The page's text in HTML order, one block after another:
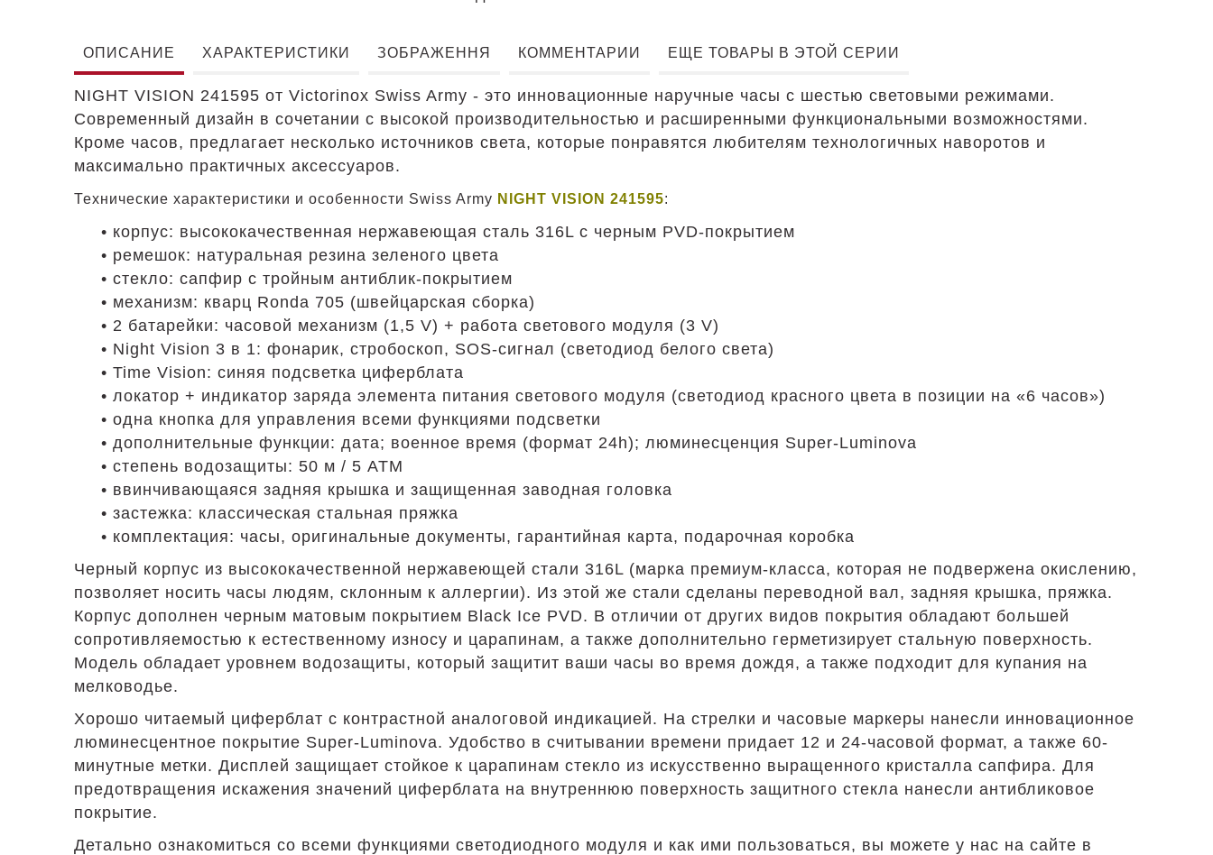
ОПИСАНИЕ ХАРАКТЕРИСТИКИ ЗОБРАЖЕННЯ КОММЕНТАРИИ ЕЩЕ ТОВАРЫ В ЭТОЙ СЕРИИ
NIGHT VISION 241595 от Victorinox Swiss Army - это инновационные наручные часы с шестью световыми режимами.
Современный дизайн в сочетании с высокой производительностью и расширенными функциональными возможностями.
Кроме часов, предлагает несколько источников света, которые понравятся любителям технологичных наворотов и
максимально практичных аксессуаров.
Технические характеристики и особенности Swiss Army NIGHT VISION 241595:
• корпус: высококачественная нержавеющая сталь 316L с черным PVD-покрытием
• ремешок: натуральная резина зеленого цвета
• стекло: сапфир с тройным антиблик-покрытием
• механизм: кварц Ronda 705 (швейцарская сборка)
• 2 батарейки: часовой механизм (1,5 V) + работа светового модуля (3 V)
• Night Vision 3 в 1: фонарик, стробоскоп, SOS-сигнал (светодиод белого света)
• Time Vision: синяя подсветка циферблата
• локатор + индикатор заряда элемента питания светового модуля (светодиод красного цвета в позиции на «6 часов»)
• одна кнопка для управления всеми функциями подсветки
• дополнительные функции: дата; военное время (формат 24h); люминесценция Super-Luminova
• степень водозащиты: 50 м / 5 АТМ
• ввинчивающаяся задняя крышка и защищенная заводная головка
• застежка: классическая стальная пряжка
• комплектация: часы, оригинальные документы, гарантийная карта, подарочная коробка
Черный корпус из высококачественной нержавеющей стали 316L (марка премиум-класса, которая не подвержена окислению,
позволяет носить часы людям, склонным к аллергии). Из этой же стали сделаны переводной вал, задняя крышка, пряжка.
Корпус дополнен черным матовым покрытием Black Ice PVD. В отличии от других видов покрытия обладают большей
сопротивляемостью к естественному износу и царапинам, а также дополнительно герметизирует стальную поверхность.
Модель обладает уровнем водозащиты, который защитит ваши часы во время дождя, а также подходит для купания на
мелководье.
Хорошо читаемый циферблат с контрастной аналоговой индикацией. На стрелки и часовые маркеры нанесли инновационное
люминесцентное покрытие Super-Luminova. Удобство в считывании времени придает 12 и 24-часовой формат, а также 60-
минутные метки. Дисплей защищает стойкое к царапинам стекло из искусственно выращенного кристалла сапфира. Для
предотвращения искажения значений циферблата на внутреннюю поверхность защитного стекла нанесли антибликовое
покрытие.
Детально ознакомиться со всеми функциями светодиодного модуля и как ими пользоваться, вы можете у нас на сайте в